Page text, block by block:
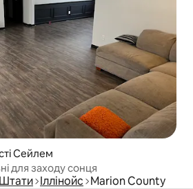
Сейлем
для заходу сонця
Іллінойс Marion County